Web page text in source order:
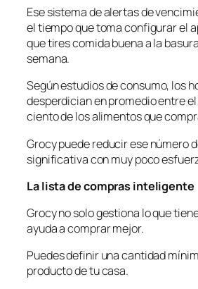
Ese sistema de alertas de
el tiempo que toma configurar el
que tires comida buena a la
semana.
Según estudios de consumo, los
desperdician en promedio entre
ciento de los alimentos que
Grocy puede reducir ese número
significativa con muy poco
La lista de compras inteligente
Grocy no solo gestiona lo que
ayuda a comprar mejor.
Puedes definir una cantidad
producto de tu casa.